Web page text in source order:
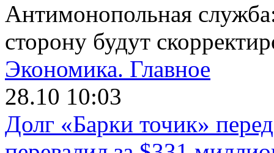
Антимонопольная
сторону будут
Экономика. Главное
28.10 10:03
Долг «Барки точик»